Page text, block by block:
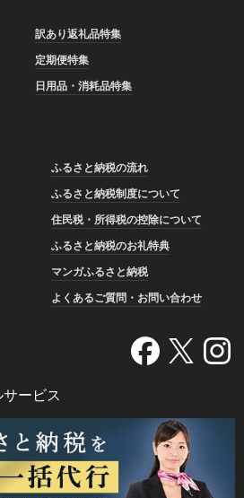
訳あり返礼品特集
定期便特集
日用品・消耗品特集
ふるさと納税の流れ
ふるさと納税制度について
住民税・所得税の控除について
ふるさと納税のお礼特典
マンガふるさと納税
よくあるご質問・お問い合わせ
ービス